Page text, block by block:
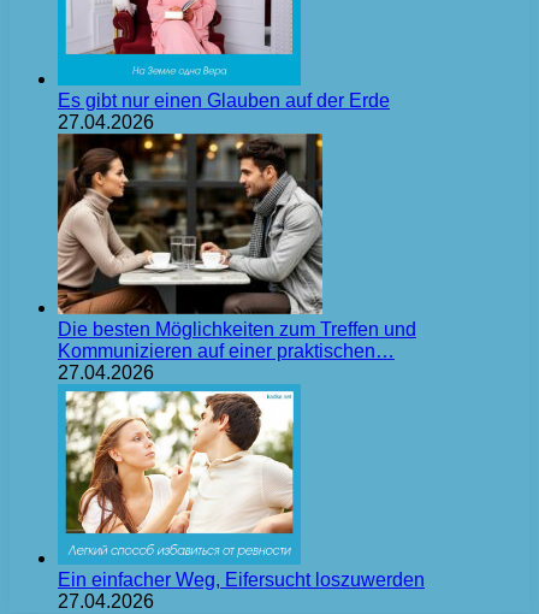
Es gibt nur einen Glauben auf der Erde
27.04.2026
Die besten Möglichkeiten zum Treffen und
Kommunizieren auf einer praktischen…
27.04.2026
Ein einfacher Weg, Eifersucht loszuwerden
27.04.2026